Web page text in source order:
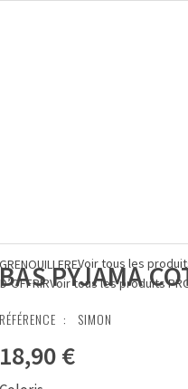
Voir tous les
Voir tous les produits
BAS PYJAMA
RÉFÉRENCE : SIMON
18,90 €